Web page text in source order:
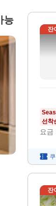
능
잔
선착
요금
잔